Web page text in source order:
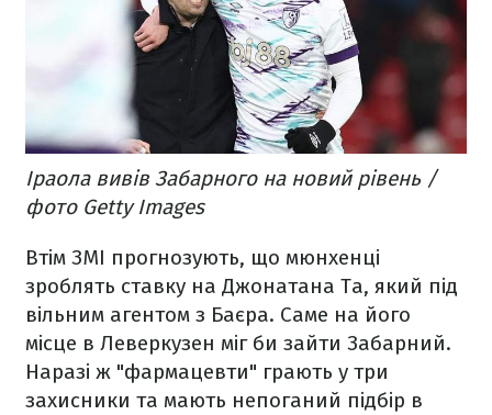
Іраола вивів Забарного на новий рівень /
фото Getty Images
Втім ЗМІ прогнозують, що мюнхенці
зроблять ставку на Джонатана Та, який під
вільним агентом з Баєра. Саме на його
місце в Леверкузен міг би зайти Забарний.
Наразі ж "фармацевти" грають у три
захисники та мають непоганий підбір в